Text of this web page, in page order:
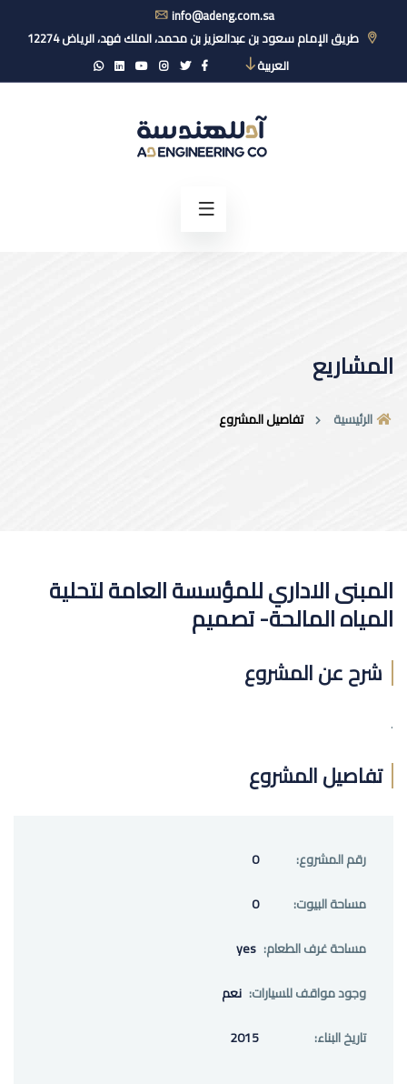
info@adeng.com.sa
طريق الإمام سعود بن عبدالعزيز بن محمد، الملك فهد، الرياض 12274
العربية
المشاريع
الرئيسية تفاصيل المشروع
المبنى الاداري للمؤسسة العامة لتحلية
المياه المالحة- تصميم
شرح عن المشروع
.
تفاصيل المشروع
رقم المشروع:
0
مساحة البيوت:
0
مساحة غرف الطعام: yes
وجود مواقف للسيارات: نعم
تاريخ البناء:
2015